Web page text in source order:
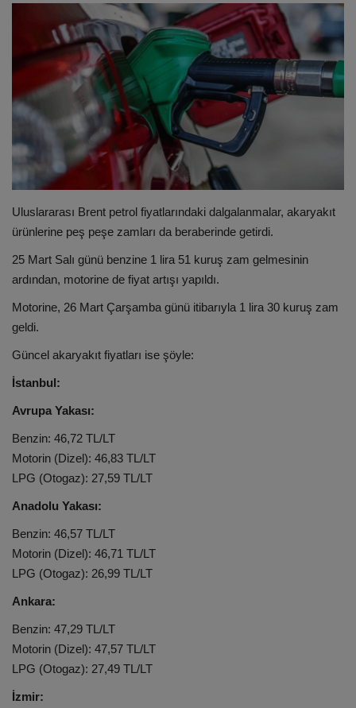
ULUSLARARASI
SAĞLIK VE YAŞAM TARZI
YEMEK
SPOR
SEYAHAT
EĞİTİM
GALERİ
VİDEO
Uluslararası Brent petrol fiyatlarındaki dalgalanmalar, akaryakıt
ürünlerine peş peşe zamları da beraberinde getirdi.
25 Mart Salı günü benzine 1 lira 51 kuruş zam gelmesinin
ardından, motorine de fiyat artışı yapıldı.
Motorine, 26 Mart Çarşamba günü itibarıyla 1 lira 30 kuruş zam
geldi.
Güncel akaryakıt fiyatları ise şöyle:
İstanbul:
Avrupa Yakası:
Benzin: 46,72 TL/LT
Motorin (Dizel): 46,83 TL/LT
LPG (Otogaz): 27,59 TL/LT
Anadolu Yakası:
Benzin: 46,57 TL/LT
Motorin (Dizel): 46,71 TL/LT
LPG (Otogaz): 26,99 TL/LT
Ankara:
Benzin: 47,29 TL/LT
Motorin (Dizel): 47,57 TL/LT
LPG (Otogaz): 27,49 TL/LT
İzmir: